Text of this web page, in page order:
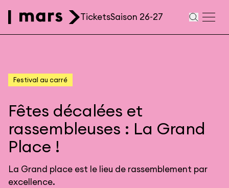
Navigation
TicketsSaison 26-27
Festival au carré
Fêtes décalées et
rassembleuses : La Grand
Place !
La Grand place est le lieu de rassemblement par
excellence.